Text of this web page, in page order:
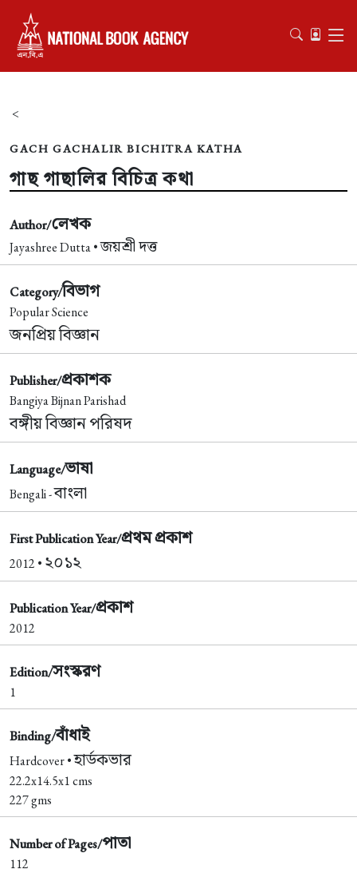
<
GACH GACHALIR BICHITRA KATHA
গাছ গাছালির বিচিত্র কথা
Author/লেখক
Jayashree Dutta •জয়শ্রী দত্ত
Category/বিভাগ
Popular Science
জনপ্রিয় বিজ্ঞান
Publisher/প্রকাশক
Bangiya Bijnan Parishad
বঙ্গীয় বিজ্ঞান পরিষদ
Language/ভাষা
Bengali -বাংলা
First Publication Year/প্রথম প্রকাশ
2012 • ২০১২
Publication Year/প্রকাশ
2012
Edition/সংস্করণ
1
Binding/বাঁধাই
Hardcover •হার্ডকভার
22.2x14.5x1 cms
227 gms
Number of Pages/পাতা
112